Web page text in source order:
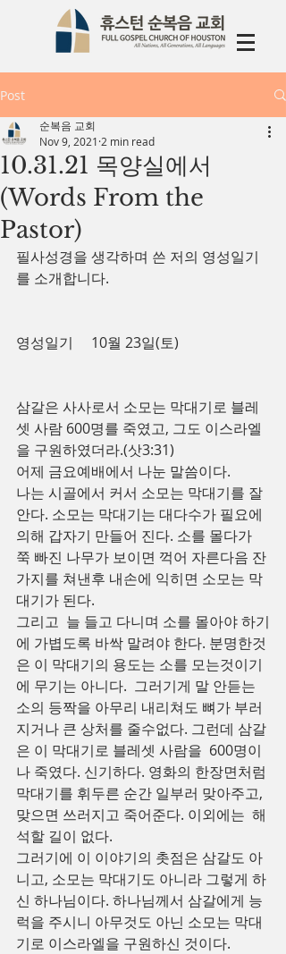
Post
10.31.21 목양실에서
(Words From the
Pastor)
순복음 교회
Nov 9, 2021 2 min read
필사성경을 생각하며 쓴 저의 영성일기
를 소개합니다.
영성일기     10월 23일(토)
삼갈은 사사로서 소모는 막대기로 블레
셋 사람 600명를 죽였고, 그도 이스라엘
을 구원하였더라.(삿3:31)
어제 금요예배에서 나눈 말씀이다.
나는 시골에서 커서 소모는 막대기를 잘
안다. 소모는 막대기는 대다수가 필요에
의해 갑자기 만들어 진다. 소를 몰다가
쭉 빠진 나무가 보이면 꺽어 자른다음 잔
가지를 쳐낸후 내손에 익히면 소모는 막
대기가 된다.
그리고  늘 들고 다니며 소를 몰아야 하기
에 가볍도록 바싹 말려야 한다. 분명한것
은 이 막대기의 용도는 소를 모는것이기
에 무기는 아니다.  그러기게 말 안듣는
소의 등짝을 아무리 내리쳐도 뼈가 부러
지거나 큰 상처를 줄수없다. 그런데 삼갈
은 이 막대기로 블레셋 사람을  600명이
나 죽였다. 신기하다. 영화의 한장면처럼
막대기를 휘두른 순간 일부러 맞아주고,
맞으면 쓰러지고 죽어준다. 이외에는  해
석할 길이 없다.
그러기에 이 이야기의 촛점은 삼갈도 아
니고, 소모는 막대기도 아니라 그렇게 하
신 하나님이다. 하나님께서 삼갈에게 능
럭을 주시니 아무것도 아닌 소모는 막대
기로 이스라엘을 구원하신 것이다.